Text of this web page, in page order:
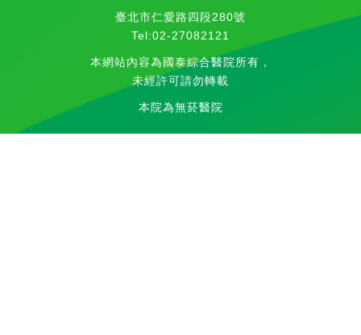
臺北市仁愛路四段280號
Tel:02-27082121
本網站內容為國泰綜合醫院所有，
未經許可請勿轉載
本院為無菸醫院